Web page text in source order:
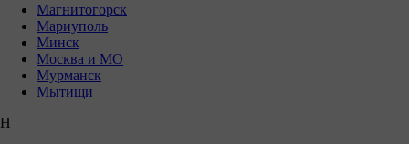
Магнитогорск
Мариуполь
Минск
Москва и МО
Мурманск
Мытищи
Н